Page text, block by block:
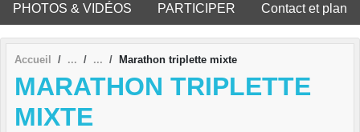
PHOTOS & VIDÉOS PARTICIPER Contact et plan
Accueil Marathon triplette mixte
MARATHON TRIPLETTE
MIXTE